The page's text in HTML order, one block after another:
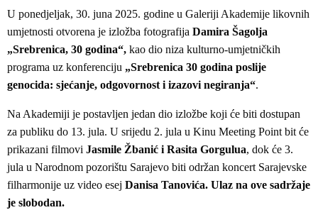
U ponedjeljak, 30. juna 2025. godine u Galeriji Akademije likovnih
umjetnosti otvorena je izložba fotografija Damira Šagolja
„Srebrenica, 30 godina“, kao dio niza kulturno-umjetničkih
programa uz konferenciju „Srebrenica 30 godina poslije
genocida: sjećanje, odgovornost i izazovi negiranja“.
Na Akademiji je postavljen jedan dio izložbe koji će biti dostupan
za publiku do 13. jula. U srijedu 2. jula u Kinu Meeting Point bit će
prikazani filmovi Jasmile Žbanić i Rasita Gorgulua, dok će 3.
jula u Narodnom pozorištu Sarajevo biti održan koncert Sarajevske
filharmonije uz video esej Danisa Tanovića. Ulaz na ove sadržaje
je slobodan.